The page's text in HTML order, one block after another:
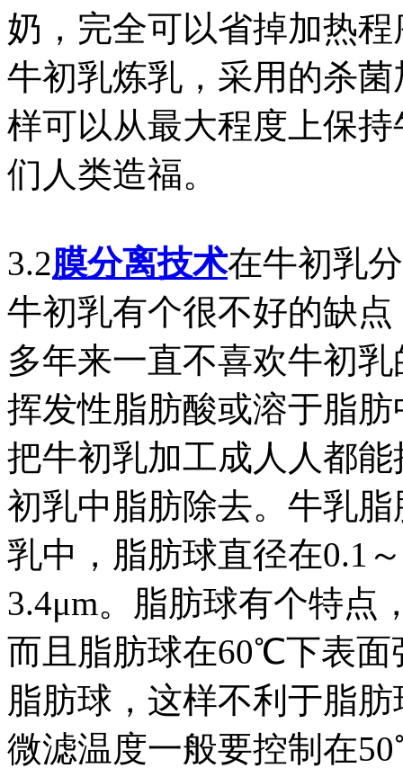
奶，完全可以省掉加热
牛初乳炼乳，采用的杀
样可以从最大程度上保
们人类造福。
3.2膜分离技术在牛初乳
牛初乳有个很不好的缺
多年来一直不喜欢牛初
挥发性脂肪酸或溶于脂
把牛初乳加工成人人都
初乳中脂肪除去。牛乳
乳中，脂肪球直径在0.1
3.4μm。脂肪球有个特点
而且脂肪球在60℃下表面
脂肪球，这样不利于脂
微滤温度一般要控制在